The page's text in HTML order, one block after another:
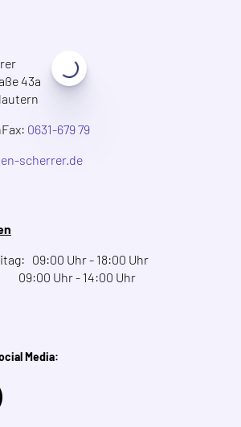
43a
Fax: 0631-679 79
scherrer.de
09:00 Uhr - 18:00 Uhr
Uhr - 14:00 Uhr
Media: